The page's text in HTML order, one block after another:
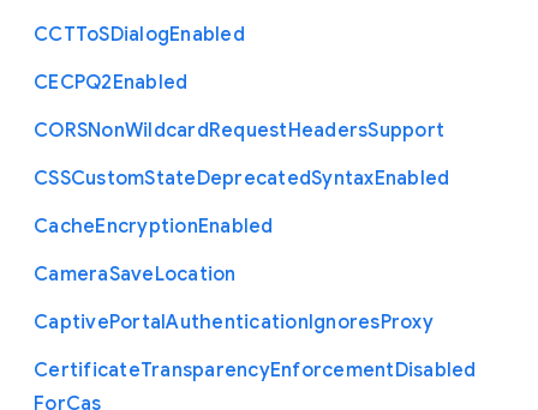
CCTToSDialogEnabled
CECPQ2Enabled
CORSNonWildcardRequestHeadersSupport
CSSCustomStateDeprecatedSyntaxEnabled
CacheEncryptionEnabled
CameraSaveLocation
CaptivePortalAuthenticationIgnoresProxy
CertificateTransparencyEnforcementDisabled
ForCas